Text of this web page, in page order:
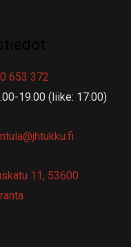
653 372
19.00 (liike: 17:00)
11, 53600